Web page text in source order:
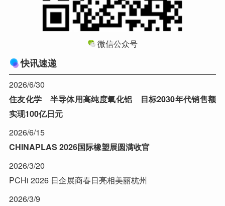
微信公众号
快讯速递
2026/6/30
住友化学 半导体用高纯度氧化铝 目标2030年代销售额
实现100亿日元
2026/6/15
CHINAPLAS 2026国际橡塑展圆满收官
2026/3/20
PCHi 2026 日企展商春日亮相美丽杭州
2026/3/9